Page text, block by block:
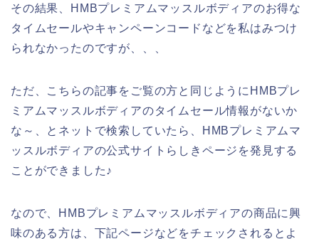
その結果、HMBプレミアムマッスルボディアのお得な
タイムセールやキャンペーンコードなどを私はみつけ
られなかったのですが、、、
ただ、こちらの記事をご覧の方と同じようにHMBプレ
ミアムマッスルボディアのタイムセール情報がないか
な～、とネットで検索していたら、HMBプレミアムマ
ッスルボディアの公式サイトらしきページを発見する
ことができました♪
なので、HMBプレミアムマッスルボディアの商品に興
味のある方は、下記ページなどをチェックされるとよ